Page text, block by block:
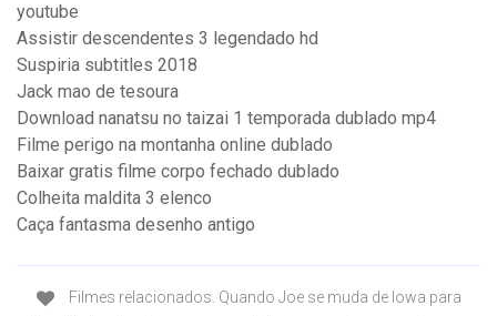
youtube
Assistir descendentes 3 legendado hd
Suspiria subtitles 2018
Jack mao de tesoura
Download nanatsu no taizai 1 temporada dublado mp4
Filme perigo na montanha online dublado
Baixar gratis filme corpo fechado dublado
Colheita maldita 3 elenco
Caça fantasma desenho antigo
Filmes relacionados. Quando Joe se muda de Iowa para